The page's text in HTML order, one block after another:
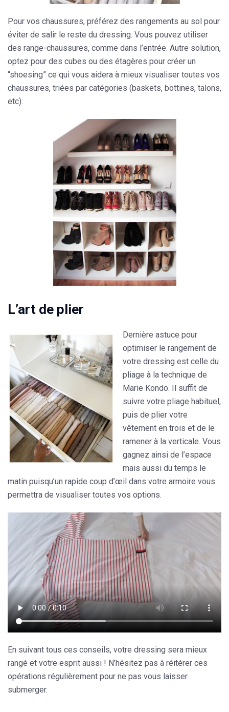
Pour vos chaussures, préférez des rangements au sol pour
éviter de salir le reste du dressing. Vous pouvez utiliser
des range-chaussures, comme dans l’entrée. Autre solution,
optez pour des cubes ou des étagères pour créer un
“shoesing” ce qui vous aidera à mieux visualiser toutes vos
chaussures, triées par catégories (baskets, bottines, talons,
etc).
L’art de plier
Dernière astuce pour
optimiser le rangement de
votre dressing est celle du
pliage à la technique de
Marie Kondo. Il suffit de
suivre votre pliage habituel,
puis de plier votre
vêtement en trois et de le
ramener à la verticale. Vous
gagnez ainsi de l’espace
mais aussi du temps le
matin puisqu’un rapide coup d’œil dans votre armoire vous
permettra de visualiser toutes vos options.
En suivant tous ces conseils, votre dressing sera mieux
rangé et votre esprit aussi ! N’hésitez pas à réitérer ces
opérations régulièrement pour ne pas vous laisser
submerger.